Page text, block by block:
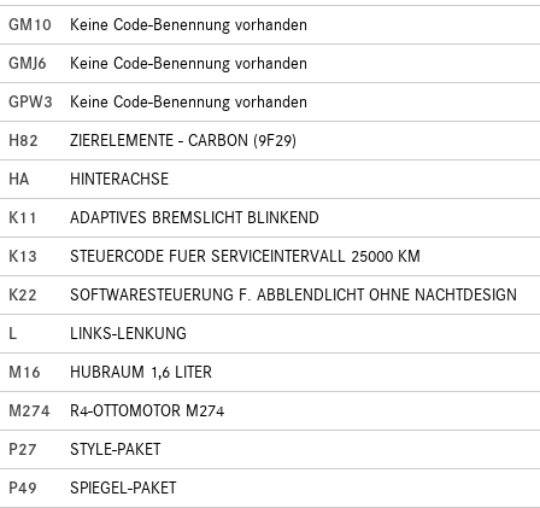
GM10
Keine Code-Benennung vorhanden
GMJ6
Keine Code-Benennung vorhanden
GPW3
Keine Code-Benennung vorhanden
H82
ZIERELEMENTE - CARBON (9F29)
HA
HINTERACHSE
K11
ADAPTIVES BREMSLICHT BLINKEND
K13
STEUERCODE FUER SERVICEINTERVALL 25000 KM
K22
SOFTWARESTEUERUNG F. ABBLENDLICHT OHNE NACHTDESIGN
L
LINKS-LENKUNG
M16
HUBRAUM 1,6 LITER
M274
R4-OTTOMOTOR M274
P27
STYLE-PAKET
P49
SPIEGEL-PAKET